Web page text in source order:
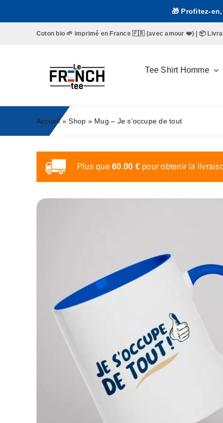
🎁 Profitez-
Coton bio 🌱 imprimé en France 🇫🇷 (avec amour ❤️) | 📦
Tee Shirt Homme
Accueil»Shop » Mug – Je s’occupe de tout
Plus que60.00 €pour obtenir la